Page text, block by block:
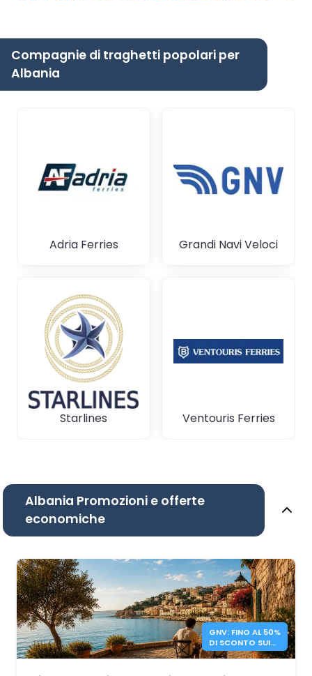
Compagnie di traghetti popolari per
Albania
Adria Ferries Grandi Navi Veloci
Starlines Ventouris Ferries
Albania Promozioni e offerte
economiche
GNV: FINO AL 50%
DI SCONTO SUI
TRAGHETTI